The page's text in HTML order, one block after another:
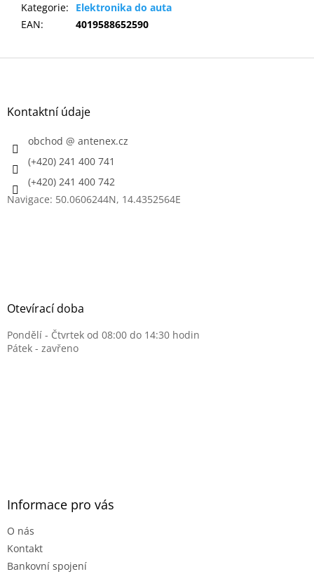
Kategorie:
Elektronika do auta
EAN: 4019588652590
Z
Kontaktní údaje
obchod @ antenex.cz
(+420) 241 400 741
(+420) 241 400 742
Navigace: 50.0606244N, 14.4352564E
Otevírací doba
Pondělí - Čtvrtek od 08:00 do 14:30 hodin
Pátek - zavřeno
Informace pro vás
O nás
Kontakt
Bankovní spojení